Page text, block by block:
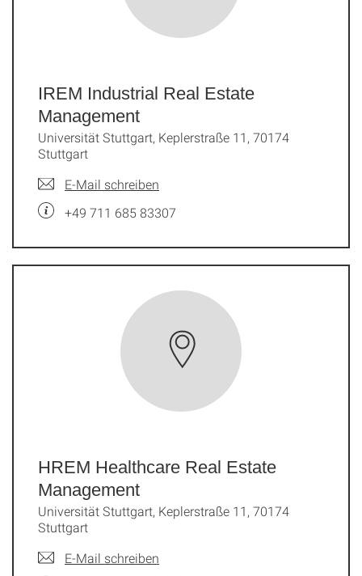
IREM Industrial Real Estate
Management
Universität Stuttgart, Keplerstraße 11, 70174
Stuttgart
E-Mail schreiben
+49 711 685 83307
HREM Healthcare Real Estate
Management
Universität Stuttgart, Keplerstraße 11, 70174
Stuttgart
E-Mail schreiben